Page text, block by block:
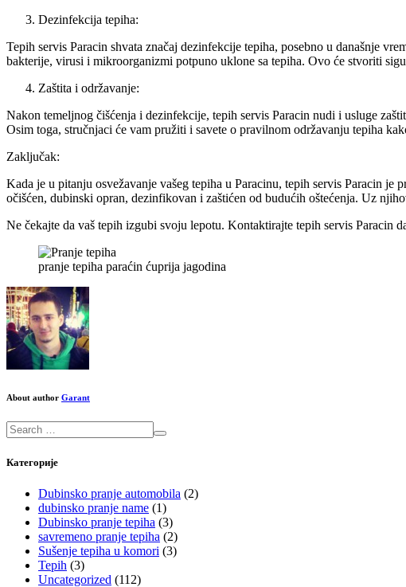
Dezinfekcija tepiha:
Tepih servis Paracin shvata značaj dezinfekcije tepiha, posebno u današnje
bakterije, virusi i mikroorganizmi potpuno uklone sa tepiha. Ovo će stvoriti
Zaštita i održavanje:
Nakon temeljnog čišćenja i dezinfekcije, tepih servis Paracin nudi i usluge
Osim toga, stručnjaci će vam pružiti i savete o pravilnom održavanju tepiha
Zaključak:
Kada je u pitanju osvežavanje vašeg tepiha u Paracinu, tepih servis Paracin
očišćen, dubinski opran, dezinfikovan i zaštićen od budućih oštećenja. Uz
Ne čekajte da vaš tepih izgubi svoju lepotu. Kontaktirajte tepih servis Paracin
pranje tepiha paraćin ćuprija jagodina
About author Garant
Категорије
Dubinsko pranje automobila (2)
dubinsko pranje name (1)
Dubinsko pranje tepiha (3)
savremeno pranje tepiha (2)
Sušenje tepiha u komori (3)
Tepih (3)
Uncategorized (112)